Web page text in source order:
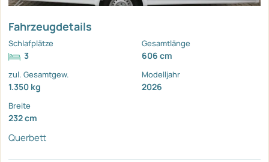
Fahrzeugdetails
Schlafplätze
3
Gesamtlänge
606 cm
zul. Gesamtgew.
1.350 kg
Modelljahr
2026
Breite
232 cm
Querbett